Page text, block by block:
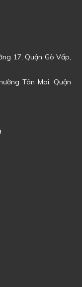
17, Quận Gò Vấp,
Tân Mai, Quận